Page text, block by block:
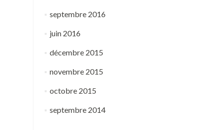
septembre 2016
juin 2016
décembre 2015
novembre 2015
octobre 2015
septembre 2014